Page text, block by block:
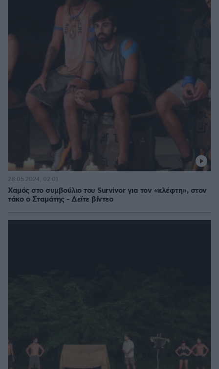
Χαμός στο συμβούλιο του Survivor για τον «κλέφτη», στον
τάκο ο Σταμάτης - Δείτε βίντεο
28.05.2024, 02:01